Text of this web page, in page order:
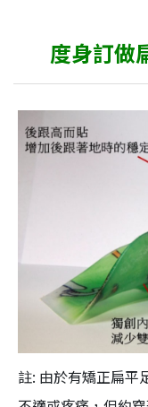
度身訂做
註: 由於有矯正扁平